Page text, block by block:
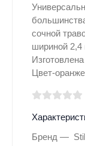
сочной
шириной 2,4
Цвет-
Бренд